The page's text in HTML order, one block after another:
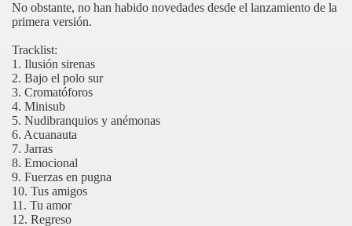
No obstante, no han habido novedades desde el lanzamiento de la
primera versión.
Tracklist:
1. Ilusión sirenas
2. Bajo el polo sur
3. Cromatóforos
4. Minisub
5. Nudibranquios y anémonas
6. Acuanauta
7. Jarras
8. Emocional
9. Fuerzas en pugna
10. Tus amigos
11. Tu amor
12. Regreso